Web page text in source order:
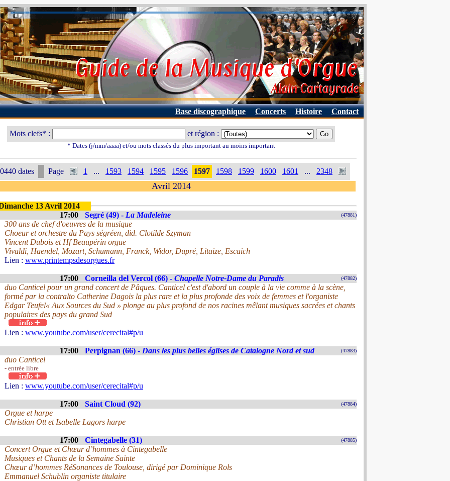
Base discographique Concerts Histoire Contact
Mots clefs* : et région :
* Dates (j/mm/aaaa) et/ou mots classés du plus important au moins important
dates Page 1 ... 1593 1594 1595 1596 1597 1598 1599 1600 1601 ... 2348
Avril 2014
13 Avril 2014
17:00
Segré (49) - La Madeleine (47881)
300 ans de chef d'oeuvres de la musique
Choeur et orchestre du Pays ségréen, did. Clotilde Szyman
Vincent Dubois et Hf Beaupérin orgue
Vivaldi, Haendel, Mozart, Schumann, Franck, Widor, Dupré, Litaize, Escaich
Lien : www.printempsdesorgues.fr
17:00 Corneilla del Vercol (66) - Chapelle Notre-Dame du Paradis (47882)
duo Canticel pour un grand concert de Pâques. Canticel c'est d'abord un couple à la vie comme à la scène,
formé par la contralto Catherine Dagois la plus rare et la plus profonde des voix de femmes et l'organiste
Edgar Teufel« Aux Sources du Sud » plonge au plus profond de nos racines mêlant musiques sacrées et chants
populaires des pays du grand Sud
Lien : www.youtube.com/user/cerecital#p/u
17:00 Perpignan (66) - Dans les plus belles églises de Catalogne Nord et sud (47883)
duo Canticel
- entrée libre
Lien : www.youtube.com/user/cerecital#p/u
17:00 Saint Cloud (92) (47884)
Orgue et harpe
Christian Ott et Isabelle Lagors harpe
17:00 Cintegabelle (31) (47885)
Concert Orgue et Chœur d’hommes à Cintegabelle
Musiques et Chants de la Semaine Sainte
Chœur d’hommes RéSonances de Toulouse, dirigé par Dominique Rols
Emmanuel Schublin organiste titulaire